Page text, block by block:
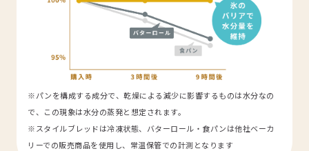
※パンを構成する成分で、乾燥による減少に影響するものは水分なの
で、この現象は水分の蒸発と想定されます。
※スタイルブレッドは冷凍状態、バターロール・食パンは他社ベーカ
リーでの販売商品を使用し、常温保管での計測となります